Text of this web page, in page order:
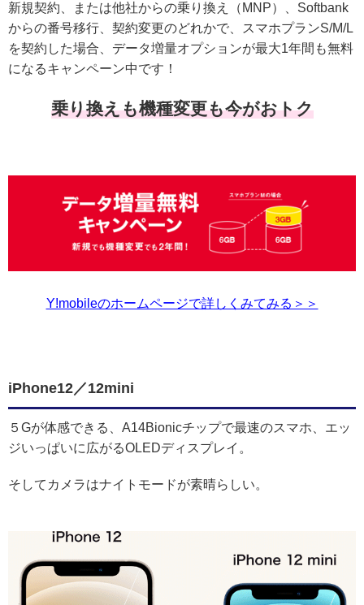
新規契約、または他社からの乗り換え（MNP）、Softbank
からの番号移行、契約変更のどれかで、スマホプランS/M/L
を契約した場合、データ増量オプションが最大1年間も無料
になるキャンペーン中です！
乗り換えも機種変更も今がおトク
Y!mobileのホームページで詳しくみてみる＞＞
iPhone12／12mini
５Gが体感できる、A14Bionicチップで最速のスマホ、エッ
ジいっぱいに広がるOLEDディスプレイ。
そしてカメラはナイトモードが素晴らしい。